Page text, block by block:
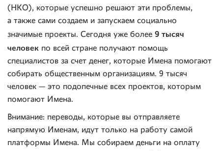
(НКО), которые успешно решают эти проблемы,
а также сами создаем и запускаем социально
значимые проекты. Сегодня уже более 9 тысяч
человек по всей стране получают помощь
специалистов за счет денег, которые Имена помогают
собирать общественным организациям. 9 тысяч
человек — это подопечные всех проектов, которым
помогают Имена.
Внимание: переводы, которые вы отправляете
напрямую Именам, идут только на работу самой
платформы Имена. Мы собираем деньги на оплату